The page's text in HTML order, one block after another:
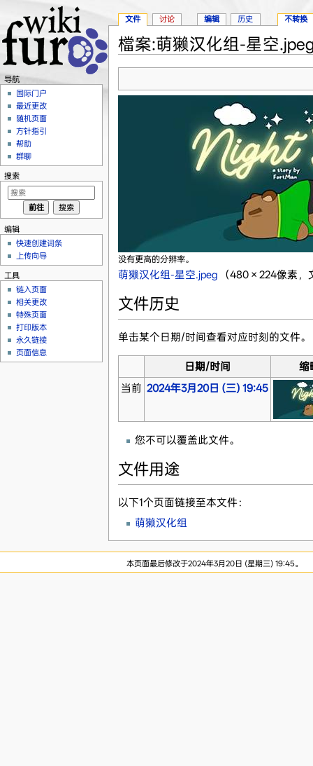
檔案:萌獭汉化组-星空
没有更高的分辨率。
萌獭汉化组-星空.jpeg‎ （480 × 224像素
文件历史
单击某个日期/时间查看对应时刻的文件。
日期/时间
缩
当前 2024年3月20日 (三) 19:45
您不可以覆盖此文件。
文件用途
以下1个页面链接至本文件：
萌獭汉化组
文件 讨论 编辑 历史 不转换
导航
国际门户
最近更改
随机页面
方针指引
帮助
群聊
搜索
编辑
快速创建词条
上传向导
工具
链入页面
相关更改
特殊页面
打印版本
永久链接
页面信息
本页面最后修改于2024年3月20日 (星期三) 19:45。